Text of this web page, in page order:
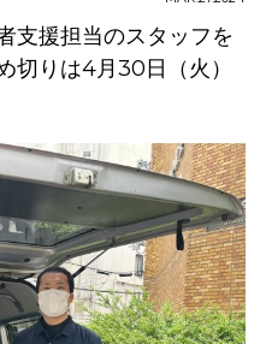
支援担当のスタッフを
切りは4月30日（火）